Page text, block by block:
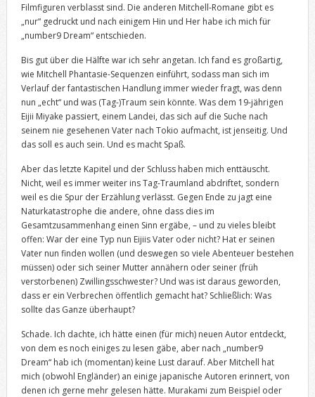
Filmfiguren verblasst sind. Die anderen Mitchell-Romane gibt es
„nur“ gedruckt und nach einigem Hin und Her habe ich mich für
„number9 Dream“ entschieden.
Bis gut über die Hälfte war ich sehr angetan. Ich fand es großartig,
wie Mitchell Phantasie-Sequenzen einführt, sodass man sich im
Verlauf der fantastischen Handlung immer wieder fragt, was denn
nun „echt“ und was (Tag-)Traum sein könnte. Was dem 19-jährigen
Eijii Miyake passiert, einem Landei, das sich auf die Suche nach
seinem nie gesehenen Vater nach Tokio aufmacht, ist jenseitig. Und
das soll es auch sein. Und es macht Spaß.
Aber das letzte Kapitel und der Schluss haben mich enttäuscht.
Nicht, weil es immer weiter ins Tag-Traumland abdriftet, sondern
weil es die Spur der Erzählung verlässt. Gegen Ende zu jagt eine
Naturkatastrophe die andere, ohne dass dies im
Gesamtzusammenhang einen Sinn ergäbe, – und zu vieles bleibt
offen: War der eine Typ nun Eijiis Vater oder nicht? Hat er seinen
Vater nun finden wollen (und deswegen so viele Abenteuer bestehen
müssen) oder sich seiner Mutter annähern oder seiner (früh
verstorbenen) Zwillingsschwester? Und was ist daraus geworden,
dass er ein Verbrechen öffentlich gemacht hat? Schließlich: Was
sollte das Ganze überhaupt?
Schade. Ich dachte, ich hätte einen (für mich) neuen Autor entdeckt,
von dem es noch einiges zu lesen gäbe, aber nach „number9
Dream“ hab ich (momentan) keine Lust darauf. Aber Mitchell hat
mich (obwohl Engländer) an einige japanische Autoren erinnert, von
denen ich gerne mehr gelesen hätte. Murakami zum Beispiel oder